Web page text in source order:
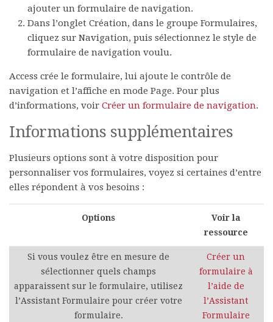
ajouter un formulaire de navigation.
Dans l’onglet Création, dans le groupe Formulaires,
cliquez sur Navigation, puis sélectionnez le style de
formulaire de navigation voulu.
Access crée le formulaire, lui ajoute le contrôle de
navigation et l’affiche en mode Page. Pour plus
d’informations, voir Créer un formulaire de navigation.
Informations supplémentaires
Plusieurs options sont à votre disposition pour
personnaliser vos formulaires, voyez si certaines d’entre
elles répondent à vos besoins :
Options
Voir la
ressource
Si vous voulez être en mesure de
sélectionner quels champs
apparaissent sur le formulaire, utilisez
l’Assistant Formulaire pour créer votre
formulaire.
Créer un
formulaire à
l’aide de
l’Assistant
Formulaire